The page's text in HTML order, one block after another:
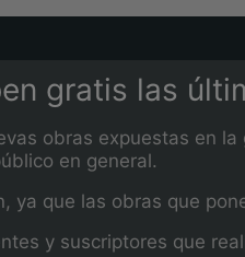
gratis las
obras expuestas en
en general.
que las obras que
y suscriptores que